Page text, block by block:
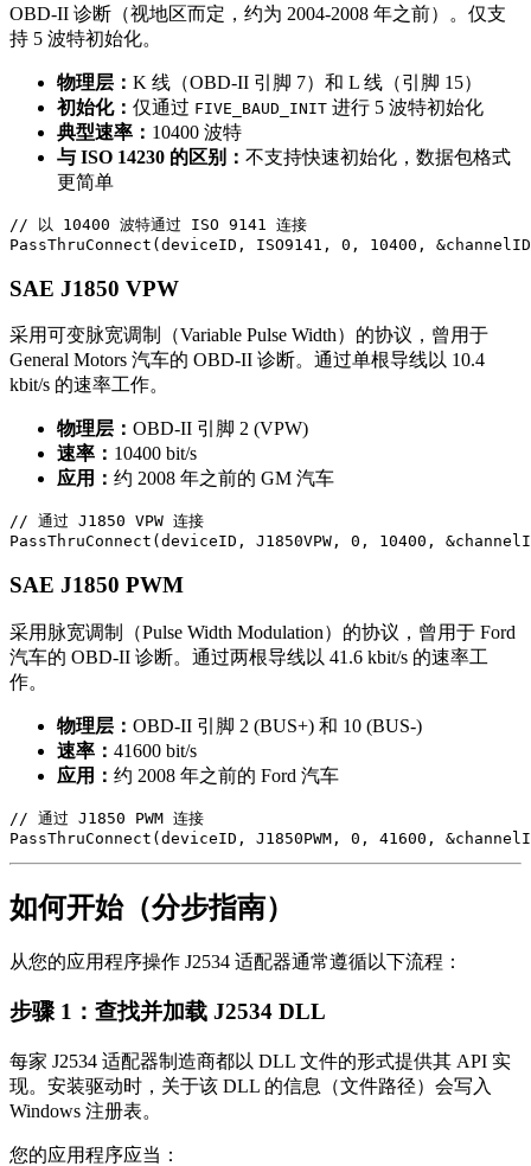
OBD-II 诊断（视地区而定，约为 2004-2008 年之前）。仅支
持 5 波特初始化。
物理层： K 线（OBD-II 引脚 7）和 L 线（引脚 15）
初始化： 仅通过 FIVE_BAUD_INIT 进行 5 波特初始化
典型速率： 10400 波特
与 ISO 14230 的区别： 不支持快速初始化，数据包格式
更简单
// 以 10400 波特通过 ISO 9141 连接
PassThruConnect(deviceID, ISO9141, 0, 10400,
SAE J1850 VPW
采用可变脉宽调制（Variable Pulse Width）的协议，曾用于
General Motors 汽车的 OBD-II 诊断。通过单根导线以 10.4
kbit/s 的速率工作。
物理层： OBD-II 引脚 2 (VPW)
速率： 10400 bit/s
应用： 约 2008 年之前的 GM 汽车
// 通过 J1850 VPW 连接
PassThruConnect(deviceID, J1850VPW, 0, 10400,
SAE J1850 PWM
采用脉宽调制（Pulse Width Modulation）的协议，曾用于 Ford
汽车的 OBD-II 诊断。通过两根导线以 41.6 kbit/s 的速率工
作。
物理层： OBD-II 引脚 2 (BUS+) 和 10 (BUS-)
速率： 41600 bit/s
应用： 约 2008 年之前的 Ford 汽车
// 通过 J1850 PWM 连接
PassThruConnect(deviceID, J1850PWM, 0, 41600,
如何开始（分步指南）
从您的应用程序操作 J2534 适配器通常遵循以下流程：
步骤 1：查找并加载 J2534 DLL
每家 J2534 适配器制造商都以 DLL 文件的形式提供其 API 实
现。安装驱动时，关于该 DLL 的信息（文件路径）会写入
Windows 注册表。
您的应用程序应当：